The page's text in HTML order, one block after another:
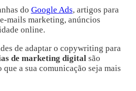
do Google Ads, artigos para
mails marketing, anúncios
online.
de adaptar o copywriting para
de marketing digital são
a sua comunicação seja mais